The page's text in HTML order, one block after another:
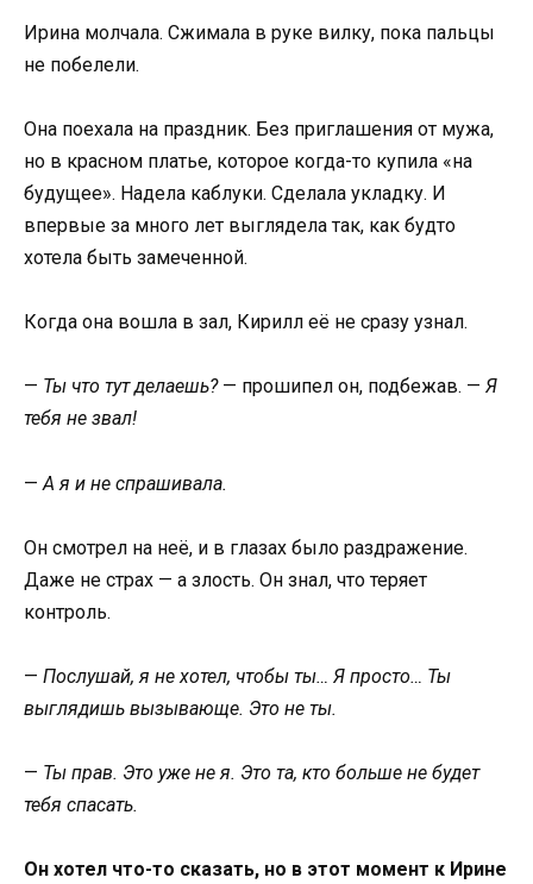
Ирина молчала. Сжимала в руке вилку, пока пальцы
не побелели.
Она поехала на праздник. Без приглашения от мужа,
но в красном платье, которое когда-то купила «на
будущее». Надела каблуки. Сделала укладку. И
впервые за много лет выглядела так, как будто
хотела быть замеченной.
Когда она вошла в зал, Кирилл её не сразу узнал.
— Ты что тут делаешь?— прошипел он, подбежав. — Я
тебя не звал!
— А я и не спрашивала.
Он смотрел на неё, и в глазах было раздражение.
Даже не страх — а злость. Он знал, что теряет
контроль.
— Послушай, я не хотел, чтобы ты… Я просто… Ты
выглядишь вызывающе. Это не ты.
— Ты прав. Это уже не я. Это та, кто больше не будет
тебя спасать.
Он хотел что-то сказать, но в этот момент к Ирине